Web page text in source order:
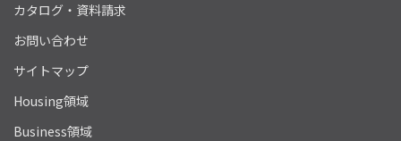
カタログ・資料請求
お問い合わせ
サイトマップ
Housing領域
Business領域